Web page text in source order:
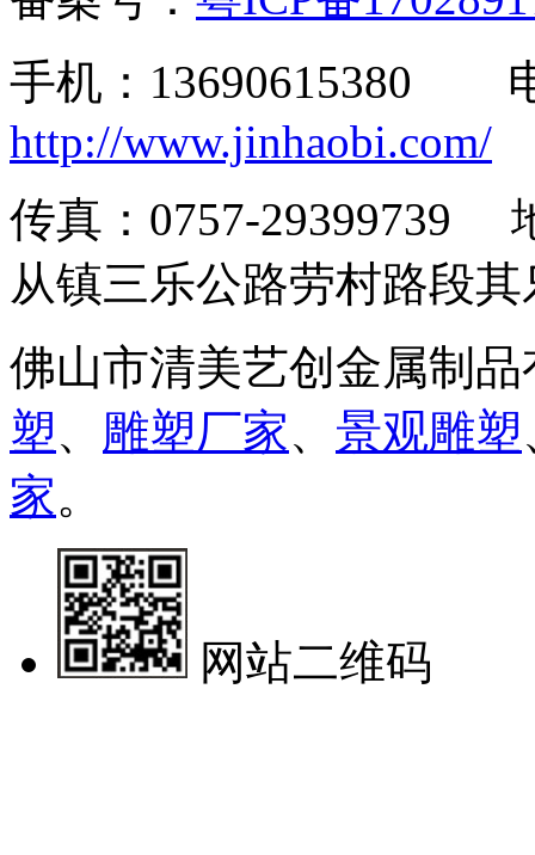
手机：13690615380
http://www.jinhaobi.com/
传真：0757-29399739
从镇三乐公路劳村路段
佛山市清美艺创金属制
塑、 雕塑厂家、 景观雕塑
家。
网站二维码